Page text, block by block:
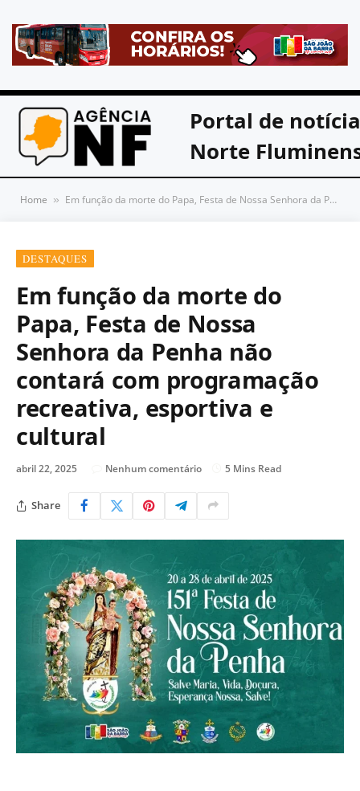
Portal de
Norte
Home » Em função da morte do Papa, Festa de Nossa Senhora da Penha não contará com programação recreativa, esportiva e cultural
DESTAQUES
Em função da morte do
Papa, Festa de Nossa
Senhora da Penha não
contará com programação
recreativa, esportiva e
cultural
abril 22, 2025 Nenhum comentário 5 Mins Read
Share